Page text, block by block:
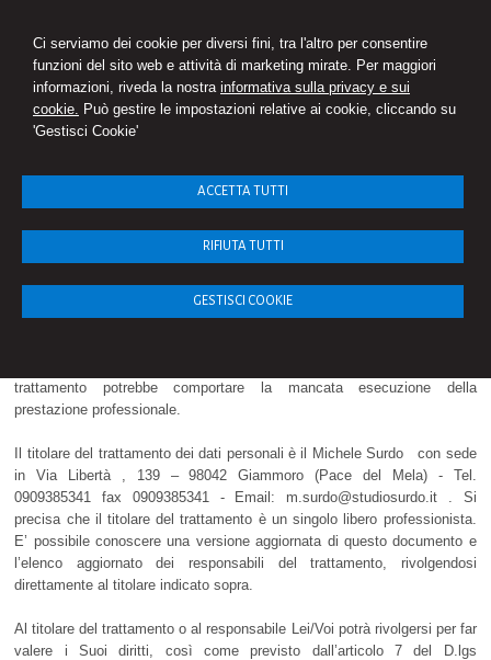
Ci serviamo dei cookie per diversi fini, tra l'altro per consentire
funzioni del sito web e attività di marketing mirate. Per maggiori
informazioni, riveda la nostra informativa sulla privacy e sui
cookie. Può gestire le impostazioni relative ai cookie, cliccando su
'Gestisci Cookie'
ACCETTA TUTTI
RIFIUTA TUTTI
GESTISCI COOKIE
STUDIO SURDO
Consulenza del Lavoro
INFORMATIVA SULLA PRIVACY (D.Lgs. n.
196/2003)
Il trattamento di tali dati personali può essere effettuato su supporti
idonee a garantire la sicurezza e riservatezza dei dati.
trattamento potrebbe comportare la mancata esecuzione della
prestazione professionale.
Il titolare del trattamento dei dati personali è il Michele Surdo con sede
in Via Libertà , 139 – 98042 Giammoro (Pace del Mela) - Tel.
0909385341 fax 0909385341 - Email: m.surdo@studiosurdo.it . Si
precisa che il titolare del trattamento è un singolo libero professionista.
E’ possibile conoscere una versione aggiornata di questo documento e
l’elenco aggiornato dei responsabili del trattamento, rivolgendosi
direttamente al titolare indicato sopra.
Al titolare del trattamento o al responsabile Lei/Voi potrà rivolgersi per far
valere i Suoi diritti, così come previsto dall’articolo 7 del D.lgs